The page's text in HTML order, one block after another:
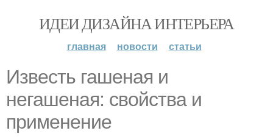
ИДЕИ ДИЗАЙНА ИНТЕРЬЕРА
главная новости статьи
Известь гашеная и
негашеная: свойства и
применение